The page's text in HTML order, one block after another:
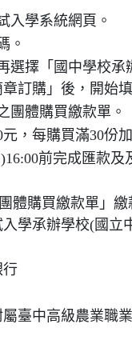
入學系統網頁。
。
選擇「國中學校
訂購」後，開始
團體購買繳款單。
，每購買滿30份
前完成匯款
體購買繳款單」
學承辦學校(國立
行
臺中高級農業職